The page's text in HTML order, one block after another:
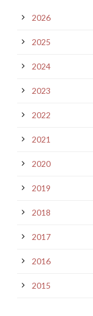
2026
2025
2024
2023
2022
2021
2020
2019
2018
2017
2016
2015